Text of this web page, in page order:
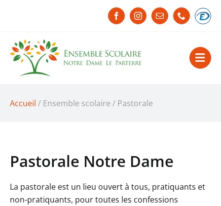
Accueil / Ensemble scolaire / Pastorale
Pastorale Notre Dame
La pastorale est un lieu ouvert à tous, pratiquants et
non-pratiquants, pour toutes les confessions